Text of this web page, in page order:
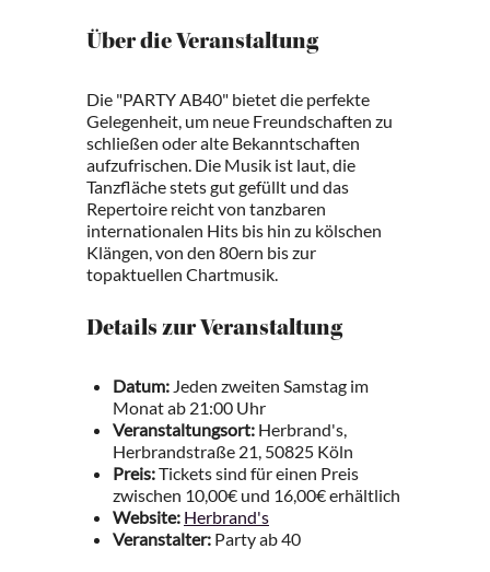
Über die Veranstaltung
Die "PARTY AB40" bietet die perfekte
Gelegenheit, um neue Freundschaften zu
schließen oder alte Bekanntschaften
aufzufrischen. Die Musik ist laut, die
Tanzfläche stets gut gefüllt und das
Repertoire reicht von tanzbaren
internationalen Hits bis hin zu kölschen
Klängen, von den 80ern bis zur
topaktuellen Chartmusik.
Details zur Veranstaltung
Datum: Jeden zweiten Samstag im
Monat ab 21:00 Uhr
Veranstaltungsort: Herbrand's,
Herbrandstraße 21, 50825 Köln
Preis:Tickets sind für einen Preis
zwischen 10,00€ und 16,00€ erhältlich
Website: Herbrand's
Veranstalter: Party ab 40